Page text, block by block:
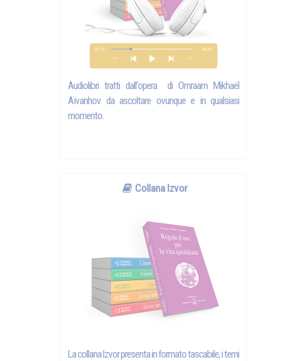
Audiolibri tratti dall'opera di Omraam Mikhaël
Aïvanhov da ascoltare ovunque e in qualsiasi
momento.
Collana Izvor
La collana Izvor presenta in formato tascabile, i temi